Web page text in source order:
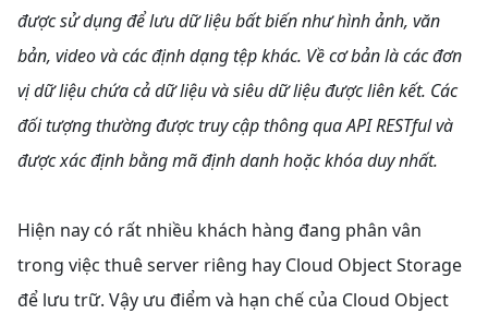
được sử dụng để lưu dữ liệu bất biến như hình ảnh, văn
bản, video và các định dạng tệp khác. Về cơ bản là các đơn
vị dữ liệu chứa cả dữ liệu và siêu dữ liệu được liên kết. Các
đối tượng thường được truy cập thông qua API RESTful và
được xác định bằng mã định danh hoặc khóa duy nhất.
Hiện nay có rất nhiều khách hàng đang phân vân
trong việc thuê server riêng hay Cloud Object Storage
để lưu trữ. Vậy ưu điểm và hạn chế của Cloud Object